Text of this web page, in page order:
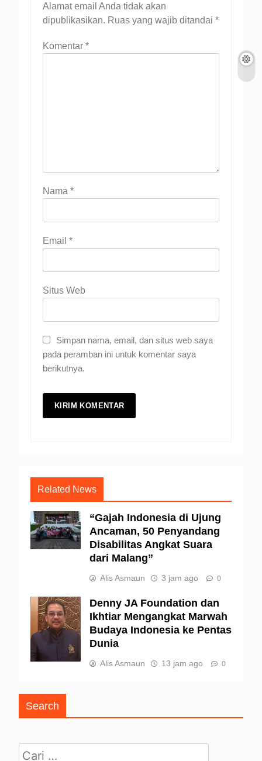
Alamat email Anda tidak akan
dipublikasikan. Ruas yang wajib ditandai *
Komentar *
Nama *
Email *
Situs Web
Simpan nama, email, dan situs web saya
pada peramban ini untuk komentar saya
berikutnya.
Related News
“Gajah Indonesia di Ujung
Ancaman, 50 Penyandang
Disabilitas Angkat Suara
dari Malang”
Alis Asmaun 3 jam ago 0
Denny JA Foundation dan
Ikhtiar Mengangkat Marwah
Budaya Indonesia ke Pentas
Dunia
Alis Asmaun 13 jam ago 0
Search